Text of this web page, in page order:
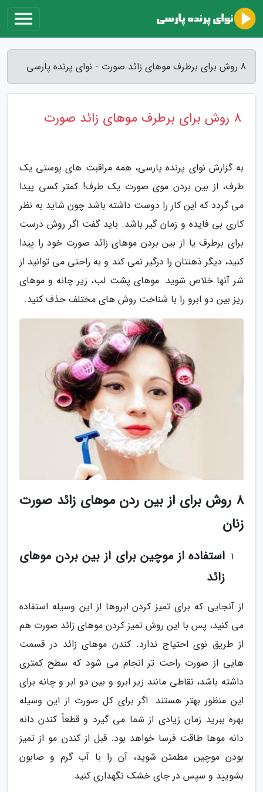
8 روش برای برطرف موهای زائد صورت - نوای پرنده پارسی
8 روش برای برطرف موهای زائد صورت
به گزارش نوای پرنده پارسی، همه مراقبت های پوستی یک
طرف، از بین بردن موی صورت یک طرف! کمتر کسی پیدا
می گردد که این کار را دوست داشته باشد چون شاید به نظر
کاری بی فایده و زمان گیر باشد. باید گفت اگر روش درست
برای برطرف یا از بین بردن موهای زائد صورت خود را پیدا
کنید، دیگر ذهنتان را درگیر نمی کند و به راحتی می توانید از
شر آنها خلاص شوید. موهای پشت لب، زیر چانه و موهای
ریز بین دو ابرو را با شناخت روش های مختلف حذف کنید.
8 روش برای از بین ردن موهای زائد صورت
زنان
استفاده از موچین برای از بین بردن موهای
زائد
از آنجایی که برای تمیز کردن ابروها از این وسیله استفاده
می کنید، پس با این روش تمیز کردن موهای زائد صورت هم
از طریق نوی احتیاج ندارد. کندن موهای زائد در قسمت
هایی از صورت راحت تر انجام می شود که سطح کمتری
داشته باشد، نقاطی مانند زیر ابرو و بین دو ابر و چانه برای
این منظور بهتر هستند. اگر برای کل صورت از این وسیله
بهره ببرید زمان زیادی از شما می گیرد و قطعاً کندن دانه
دانه موها طاقت فرسا خواهد بود. قبل از کندن مو از تمیز
بودن موچین مطمئن شوید، آن را با آب گرم و صابون
بشویید و سپس در جای خشک نگهداری کنید.